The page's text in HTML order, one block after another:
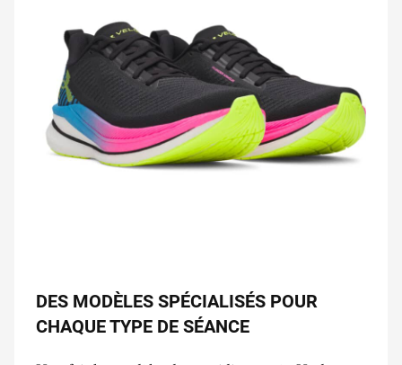
DES MODÈLES SPÉCIALISÉS POUR
CHAQUE TYPE DE SÉANCE